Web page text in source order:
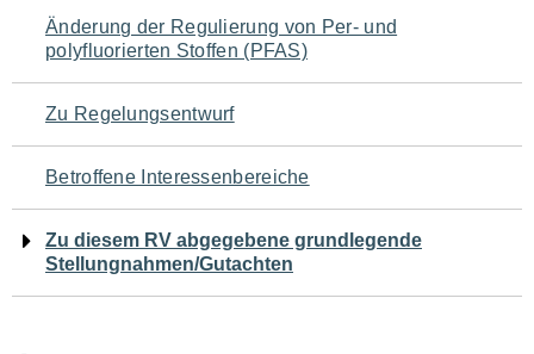
Navigation
für
den
Seiteninhalt
Änderung der Regulierung von Per- und
polyfluorierten Stoffen (PFAS)
Zu Regelungsentwurf
Betroffene Interessenbereiche
Zu diesem RV abgegebene grundlegende
Stellungnahmen/Gutachten